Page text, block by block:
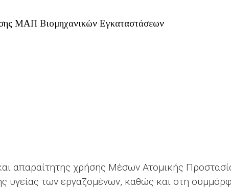
ΜΑΠ Βιομηχανικών Εγκαταστάσεων
απαραίτητης χρήσης Μέσων Ατομικής
υγείας των εργαζομένων, καθώς και στη